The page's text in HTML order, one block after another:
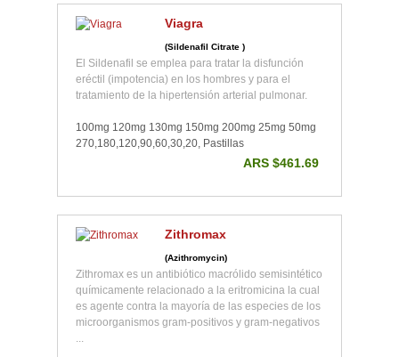
Viagra
(Sildenafil Citrate )
El Sildenafil se emplea para tratar la disfunción
eréctil (impotencia) en los hombres y para el
tratamiento de la hipertensión arterial pulmonar.
100mg 120mg 130mg 150mg 200mg 25mg 50mg
270,180,120,90,60,30,20, Pastillas
ARS $461.69
Zithromax
(Azithromycin)
Zithromax es un antibiótico macrólido semisintético
químicamente relacionado a la eritromicina la cual
es agente contra la mayoría de las especies de los
microorganismos gram-positivos y gram-negativos
...